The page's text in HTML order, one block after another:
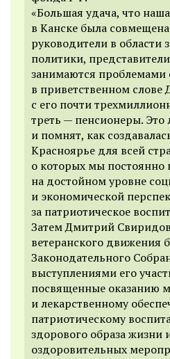
«Большая удача, что
в Канске была
руководители в области
политики,
занимаются проблемами
в приветственном
с его почти
треть — пенсионеры.
и помнят, как
Красноярье для всей
о которых мы постоянно
на достойном уровне
и экономической
за патриотическое
Затем Дмитрий
ветеранского движения
Законодательного
выступлениями его
посвященные оказанию
и лекарственному
патриотическому
здорового образа жизни
оздоровительных